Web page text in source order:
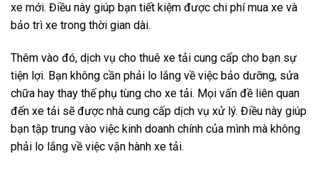
xe mới. Điều này giúp bạn tiết kiệm được chi phí mua xe và
bảo trì xe trong thời gian dài.
Thêm vào đó, dịch vụ cho thuê xe tải cung cấp cho bạn sự
tiện lợi. Bạn không cần phải lo lắng về việc bảo dưỡng, sửa
chữa hay thay thế phụ tùng cho xe tải. Mọi vấn đề liên quan
đến xe tải sẽ được nhà cung cấp dịch vụ xử lý. Điều này giúp
bạn tập trung vào việc kinh doanh chính của mình mà không
phải lo lắng về việc vận hành xe tải.